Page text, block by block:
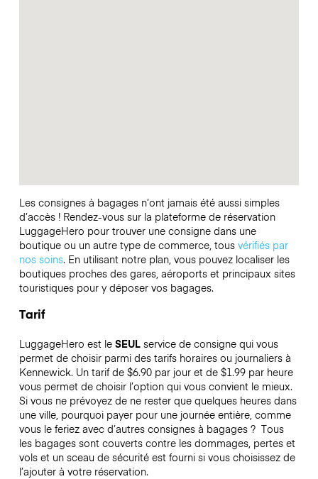
Les consignes à bagages n’ont jamais été aussi simples
d’accès ! Rendez-vous sur la plateforme de réservation
LuggageHero pour trouver une consigne dans une
boutique ou un autre type de commerce, tous vérifiés par
nos soins. En utilisant notre plan, vous pouvez localiser les
boutiques proches des gares, aéroports et principaux sites
touristiques pour y déposer vos bagages.
Tarif
LuggageHero est le SEULservice de consigne qui vous
permet de choisir parmi des tarifs horaires ou journaliers à
Kennewick. Un tarif de $6.90 par jour et de $1.99 par heure
vous permet de choisir l’option qui vous convient le mieux.
Si vous ne prévoyez de ne rester que quelques heures dans
une ville, pourquoi payer pour une journée entière, comme
vous le feriez avec d’autres consignes à bagages ? Tous
les bagages sont couverts contre les dommages, pertes et
vols et un sceau de sécurité est fourni si vous choisissez de
l’ajouter à votre réservation.